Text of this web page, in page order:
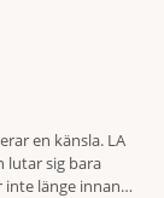
en känsla. LA
lutar sig bara
länge innan